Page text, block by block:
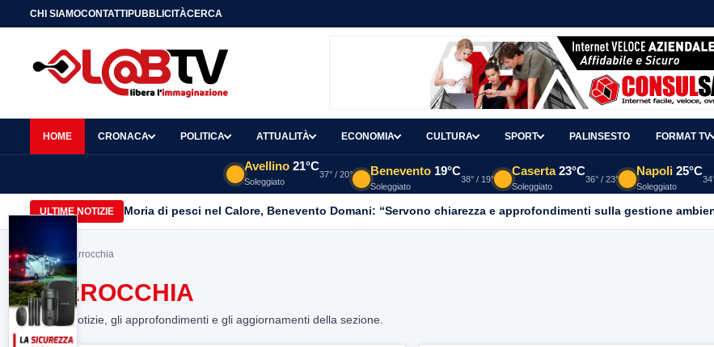
CHI SIAMOCONTATTIPUBBLICITÀCERCA
HOME CRONACA POLITICA ATTUALITÀ ECONOMIA CULTURA SPORT PALINSESTO FORMAT TV
Avellino 21°C
Soleggiato
37° / 20° Benevento 19°C
Soleggiato
38° / 19°
Caserta 23°C
Soleggiato
36° / 23°
Napoli 25°C
Soleggiato
ULTIME NOTIZIE Moria di pesci nel Calore, Benevento Domani: “Servono chiarezza e approfondimenti sulla gestione
Home> parrocchia
PARROCCHIA
Tutte le notizie, gli approfondimenti e gli aggiornamenti della sezione.